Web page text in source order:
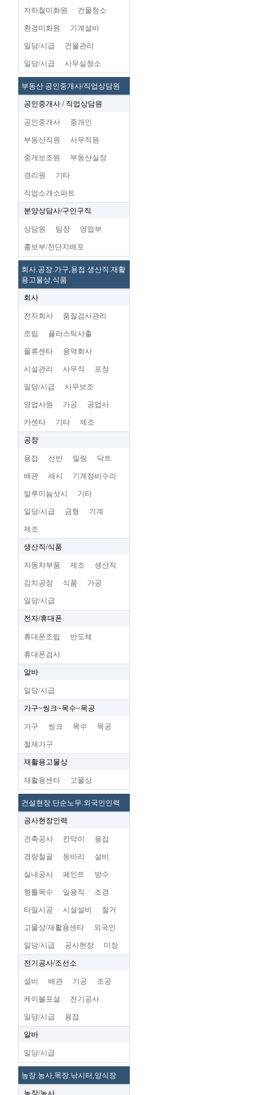
지하철미화원 건물청소
환경미화원 기계설비
일당/시급 건물관리
일당/시급 사무실청소
부동산 공인중개사/직업상담원
공인중개사 / 직업상담원
공인중개사 중개인
부동산직원 사무직원
중개보조원 부동산실장
경리원 기타
직업소개소파트
분양상담사/구인구직
상담원 팀장 영업부
홍보부/전단지배포
회사.공장.가구,용접.생산직.재활
용고물상,식품
회사
전자회사 품질검사관리
조립 플라스틱사출
물류센타 용역회사
시설관리 사무직 포장
일당/시급 사무보조
영업사원 가공 공업사
카센타 기타 제조
공장
용접 선반 밀링 닥트
배관 새시 기계정비수리
알루미늄삿시 기타
일당/시급 금형 기계
제조
생산직/식품
자동차부품 제조 생산직
김치공장 식품 가공
일당/시급
전자/휴대폰
휴대폰조립 반도체
휴대폰검사
알바
일당/시급
가구~씽크~목수~목공
가구 씽크 목수 목공
철재가구
재활용고물상
재활용센타 고물상
건설현장.단순노무.외국인인력
공사현장인력
건축공사 칸막이 용접
경량철골 동바리 설비
실내공사 페인트 방수
형틀목수 일용직 조경
타일시공 시설설비 철거
고물상/재활용센타 외국인
일당/시급 공사현장 미장
전기공사/조선소
설비 배관 기공 조공
케이블포설 전기공사
일당/시급 용접
알바
일당/시급
농장.농사,목장.낚시터,양식장
농장/농사